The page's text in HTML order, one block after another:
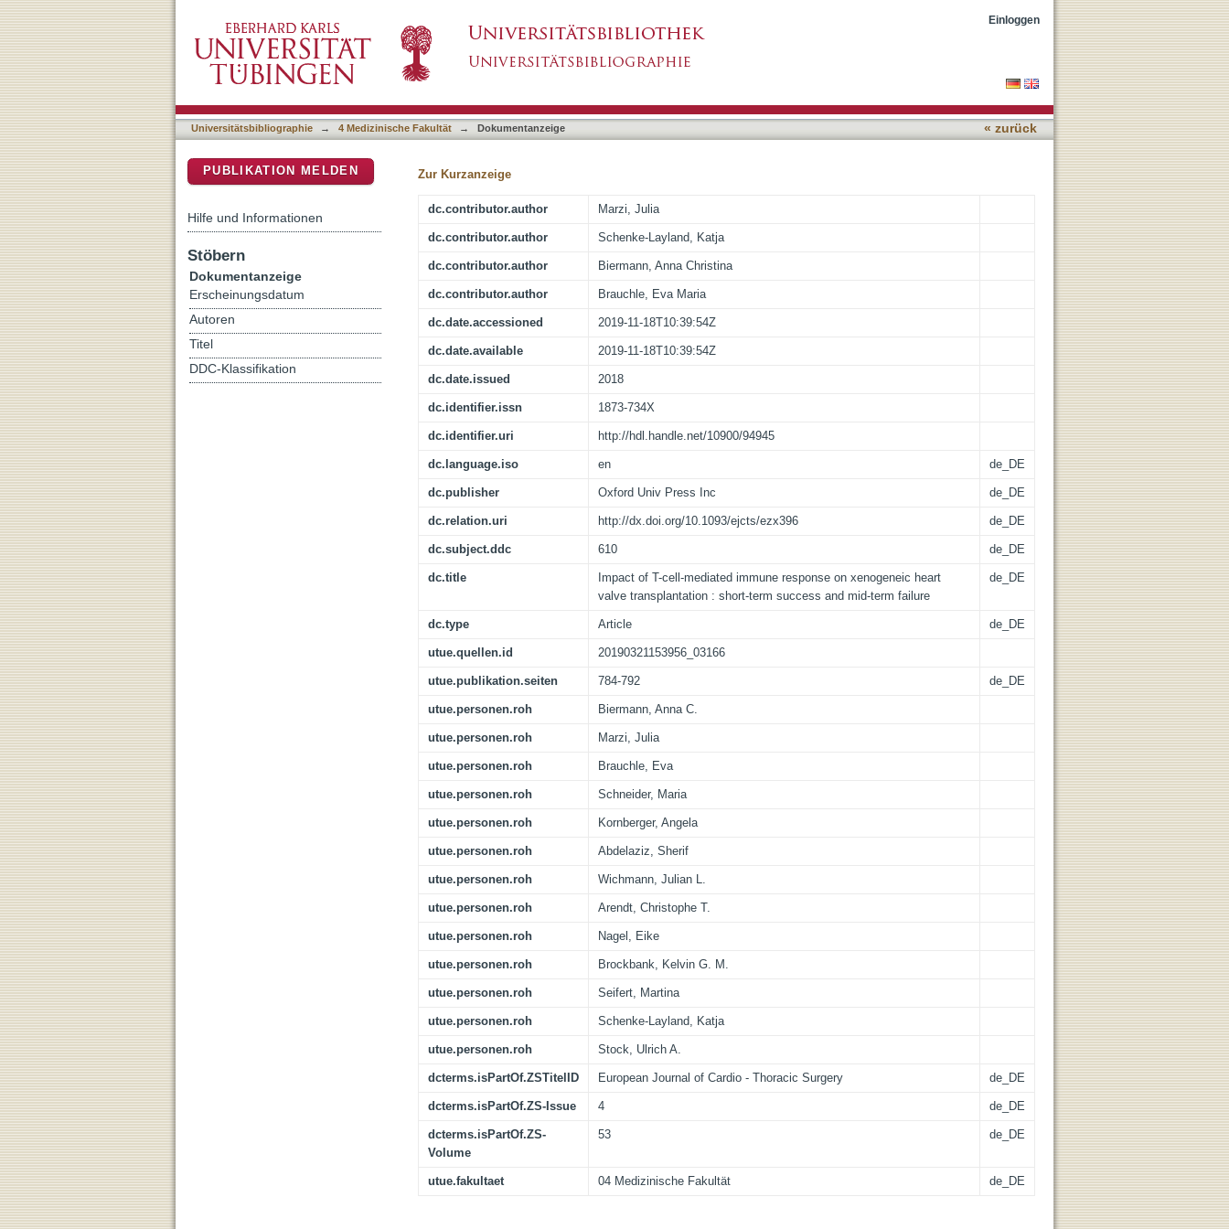
Impact of T-cell-mediated immune response on xenogeneic heart valve transplantation : short-term
success and mid-term failure
Einloggen
Universitätsbibliographie → 4 Medizinische Fakultät → Dokumentanzeige « zurück
Zur Kurzanzeige
dc.contributor.author Marzi, Julia
dc.contributor.author Schenke-Layland, Katja
dc.contributor.author Biermann, Anna Christina
dc.contributor.author Brauchle, Eva Maria
dc.date.accessioned 2019-11-18T10:39:54Z
dc.date.available 2019-11-18T10:39:54Z
dc.date.issued 2018
dc.identifier.issn 1873-734X
dc.identifier.uri http://hdl.handle.net/10900/94945
dc.language.iso en de_DE
dc.publisher Oxford Univ Press Inc de_DE
dc.relation.uri http://dx.doi.org/10.1093/ejcts/ezx396 de_DE
dc.subject.ddc 610 de_DE
dc.title
Impact of T-cell-mediated immune response on xenogeneic heart
valve transplantation : short-term success and mid-term failure
de_DE
dc.type Article de_DE
utue.quellen.id 20190321153956_03166
utue.publikation.seiten 784-792 de_DE
utue.personen.roh Biermann, Anna C.
utue.personen.roh Marzi, Julia
utue.personen.roh Brauchle, Eva
utue.personen.roh Schneider, Maria
utue.personen.roh Kornberger, Angela
utue.personen.roh Abdelaziz, Sherif
utue.personen.roh Wichmann, Julian L.
utue.personen.roh Arendt, Christophe T.
utue.personen.roh Nagel, Eike
utue.personen.roh Brockbank, Kelvin G. M.
utue.personen.roh Seifert, Martina
utue.personen.roh Schenke-Layland, Katja
utue.personen.roh Stock, Ulrich A.
dcterms.isPartOf.ZSTitelID European Journal of Cardio - Thoracic Surgery de_DE
dcterms.isPartOf.ZS-Issue 4 de_DE
dcterms.isPartOf.ZS-
Volume
53 de_DE
utue.fakultaet 04 Medizinische Fakultät de_DE
PUBLIKATION MELDEN
Hilfe und Informationen
Stöbern
Dokumentanzeige
Erscheinungsdatum
Autoren
Titel
DDC-Klassifikation